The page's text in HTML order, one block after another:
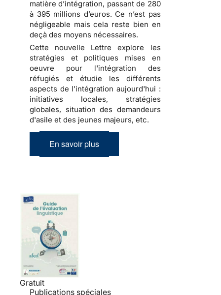
matière d’intégration, passant de 280
à 395 millions d’euros. Ce n’est pas
négligeable mais cela reste bien en
deçà des moyens nécessaires.
Cette nouvelle Lettre explore les
stratégies et politiques mises en
oeuvre pour l'intégration des
réfugiés et étudie les différents
aspects de l'intégration aujourd'hui :
initiatives locales, stratégies
globales, situation des demandeurs
d'asile et des jeunes majeurs, etc.
En savoir plus
Gratuit
Publications spéciales